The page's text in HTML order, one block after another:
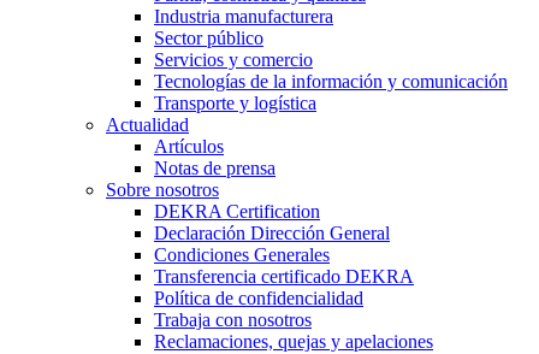
Industria manufacturera
Sector público
Servicios y comercio
Tecnologías de la información y comunicación
Transporte y logística
Actualidad
Artículos
Notas de prensa
Sobre nosotros
DEKRA Certification
Declaración Dirección General
Condiciones Generales
Transferencia certificado DEKRA
Política de confidencialidad
Trabaja con nosotros
Reclamaciones, quejas y apelaciones